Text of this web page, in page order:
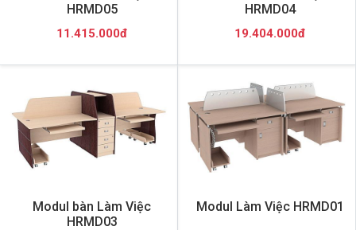
HRMD05
11.415.000đ
HRMD04
19.404.000đ
Modul bàn Làm Việc
HRMD03
Modul Làm Việc HRMD01